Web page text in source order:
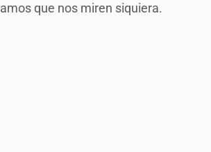
que nos miren siquiera.